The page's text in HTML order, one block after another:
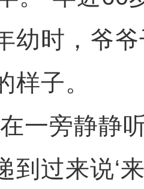
幼时，爷
样子。
旁静静听
到过来说‘